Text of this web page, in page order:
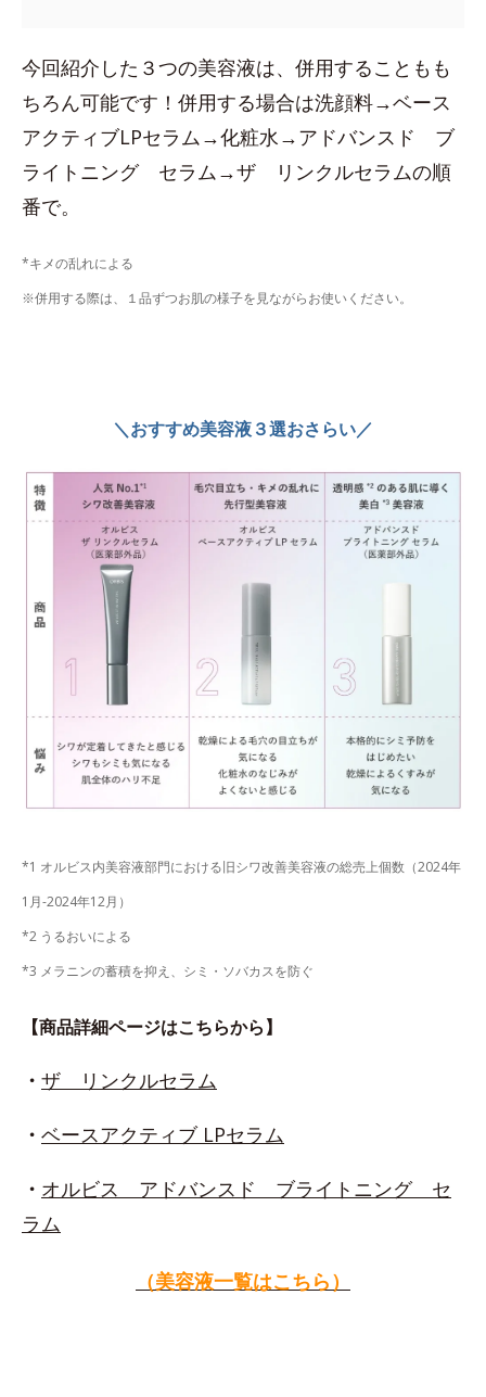
今回紹介した３つの美容液は、併用することもも
ちろん可能です！併用する場合は洗顔料→ベース
アクティブLPセラム→化粧水→アドバンスド ブ
ライトニング セラム→ザ リンクルセラムの順
番で。
*キメの乱れによる
※併用する際は、１品ずつお肌の様子を見ながらお使いください。
＼おすすめ美容液３選おさらい／
*1 オルビス内美容液部門における旧シワ改善美容液の総売上個数（2024年
1月-2024年12月）
*2 うるおいによる
*3 メラニンの蓄積を抑え、シミ・ソバカスを防ぐ
【商品詳細ページはこちらから】
・ ザ リンクルセラム
・ ベースアクティブ LPセラム
・ オルビス アドバンスド ブライトニング セ
ラム
（美容液一覧はこちら）